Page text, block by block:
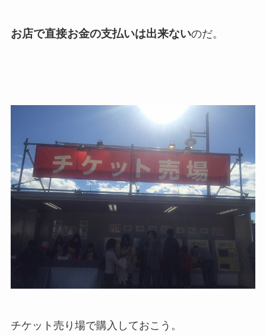
お店で直接お金の支払いは出来ないのだ。
チケット売り場で購入しておこう。